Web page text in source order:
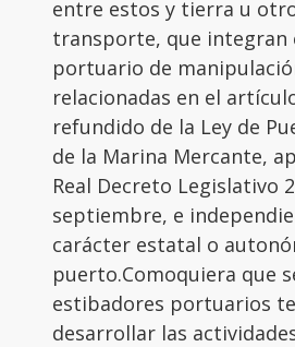
entre estos y tierra u
transporte, que integran
portuario de
relacionadas en el
refundido de la Ley de
de la Marina Mercante,
Real Decreto Legislativo
septiembre, e
carácter estatal o
puerto.Comoquiera que
estibadores portuarios
desarrollar las